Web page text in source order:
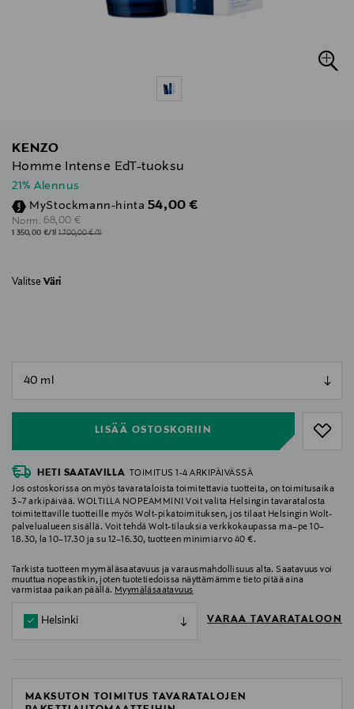
KENZO
Homme Intense EdT-tuoksu
21% Alennus
MyStockmann-hinta Discounted Price
54,00 €
Norm. Original Price
68,00 €
1 350,00 €/1l 1 700,00 €/1l
Valitse Väri
LISÄÄ OSTOSKORIIN
null
HETI SAATAVILLA TOIMITUS 1-4 ARKIPÄIVÄSSÄ
Jos ostoskorissa on myös tavarataloista toimitettavia tuotteita, on toimitusaika
3–7 arkipäivää. WOLTILLA NOPEAMMIN! Voit valita Helsingin tavaratalosta
toimitettaville tuotteille myös Wolt-pikatoimituksen, jos tilaat Helsingin Wolt-
palvelualueen sisällä. Voit tehdä Wolt-tilauksia verkkokaupassa ma–pe 10–
18.30, la 10–17.30 ja su 12–16.30, tuotteen minimiarvo 40 €.
Tarkista tuotteen myymäläsaatavuus ja varausmahdollisuus alta. Saatavuus voi
muuttua nopeastikin, joten tuotetiedoissa näyttämämme tieto pitää aina
varmistaa paikan päällä. Myymäläsaatavuus
Helsinki VARAA TAVARATALOON
MAKSUTON TOIMITUS TAVARATALOJEN